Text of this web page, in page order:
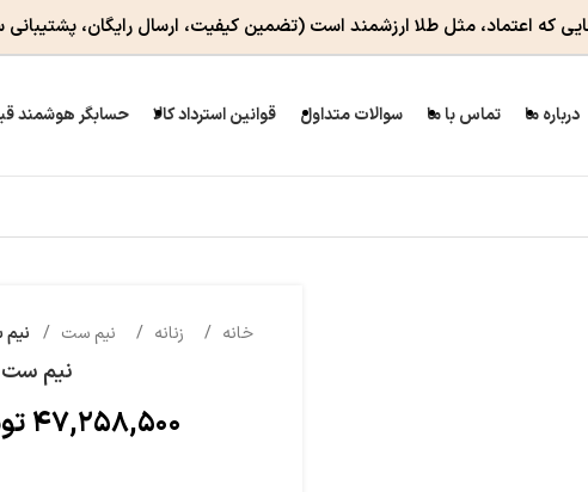
که اعتماد، مثل طلا ارزشمند است (تضمین کیفیت، ارسال رایگان،
درباره ما تماس با ما سوالات متداول قوانین استرداد کالا حسابگر هوشمند
خانه زنانه نیم ست
نیم ست
۴۷,۲۵۸,۵۰۰